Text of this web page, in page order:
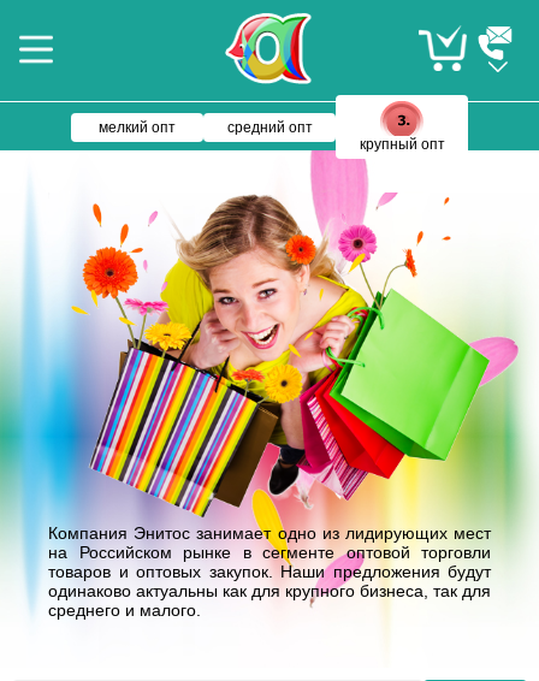
мелкий опт
средний опт
крупный опт
Компания Энитос занимает одно из лидирующих мест
на Российском рынке в сегменте оптовой торговли
товаров и оптовых закупок. Наши предложения будут
одинаково актуальны как для крупного бизнеса, так для
среднего и малого.